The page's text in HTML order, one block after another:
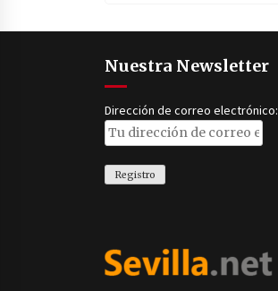
Nuestra Newsletter
Dirección de correo electrónico: